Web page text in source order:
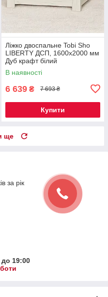
Ліжко двоспальне Tobi Sho
LIBERTY ДСП, 1600х2000 мм
Дуб крафт білий
В наявності
6 639 ₴ 7 693 ₴
Купити
ще
за рік
до 19:00